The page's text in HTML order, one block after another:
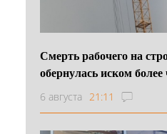
Смерть рабочего на
обернулась иском
6 августа 21:11